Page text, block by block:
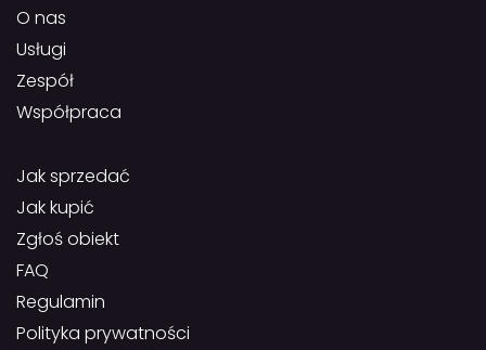
O nas
Usługi
Zespół
Współpraca
Jak sprzedać
Jak kupić
Zgłoś obiekt
FAQ
Regulamin
Polityka prywatności